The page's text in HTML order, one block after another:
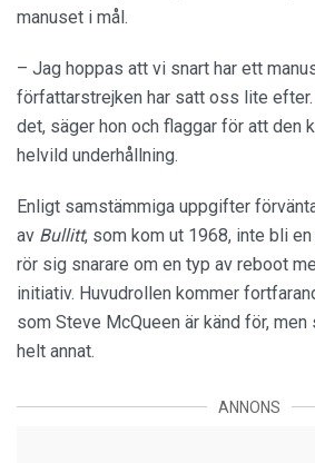
manuset i mål.
– Jag hoppas att vi snart har ett
författarstrejken har satt oss lite
det, säger hon och flaggar för att den
helvild underhållning.
Enligt samstämmiga uppgifter
av Bullitt, som kom ut 1968, inte bli
rör sig snarare om en typ av reboot
initiativ. Huvudrollen kommer
som Steve McQueen är känd för,
helt annat.
ANNONS